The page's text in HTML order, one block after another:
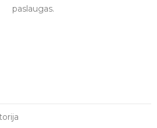
paslaugas.